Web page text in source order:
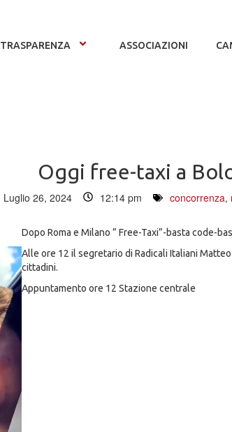
TRASPARENZA ASSOCIAZIONI
Oggi free-taxi a
Luglio 26, 2024 12:14 pm concorrenza,
Dopo Roma e Milano ” Free-Taxi”-basta code-
Alle ore 12 il segretario di Radicali Italiani
cittadini.
Appuntamento ore 12 Stazione centrale